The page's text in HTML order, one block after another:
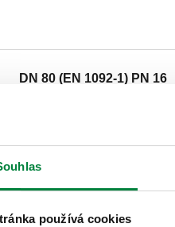
používá cookies
DN 80 (EN 1092-1) PN 16
DN 125 (EN 1092-1) PN 16